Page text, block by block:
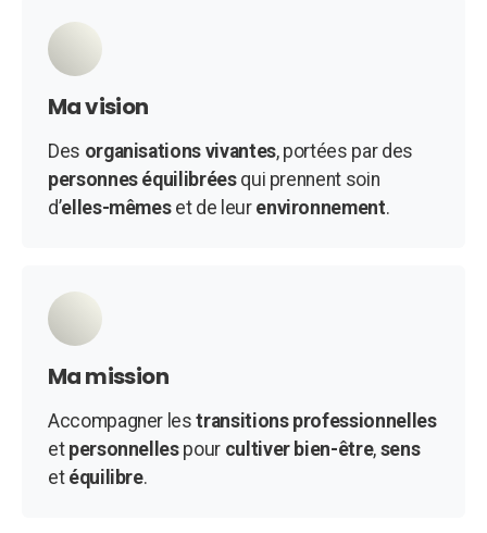
Ma vision
Des organisations vivantes, portées par des
personnes équilibréesqui prennent soin
d’elles-mêmes et de leur environnement.
Ma mission
Accompagner lestransitions professionnelles
et personnelles pour cultiver bien-être, sens
et équilibre.